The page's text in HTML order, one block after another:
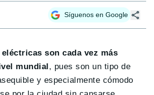
Síguenos en Google
son cada vez más
mundial , pues son un tipo de
y especialmente cómodo